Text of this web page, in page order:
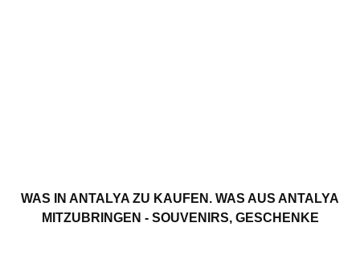
WAS IN ANTALYA ZU KAUFEN. WAS AUS ANTALYA
MITZUBRINGEN - SOUVENIRS, GESCHENKE